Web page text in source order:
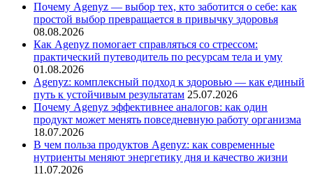
Почему Agenyz — выбор тех, кто заботится о себе: как
простой выбор превращается в привычку здоровья
08.08.2026
Как Agenyz помогает справляться со стрессом:
практический путеводитель по ресурсам тела и уму
01.08.2026
Agenyz: комплексный подход к здоровью — как единый
путь к устойчивым результатам 25.07.2026
Почему Agenyz эффективнее аналогов: как один
продукт может менять повседневную работу организма
18.07.2026
В чем польза продуктов Agenyz: как современные
нутриенты меняют энергетику дня и качество жизни
11.07.2026